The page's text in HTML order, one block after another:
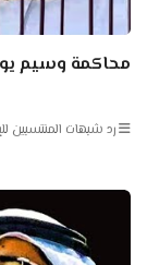
محاكمة وسيم
رد شبهات المنتسبين